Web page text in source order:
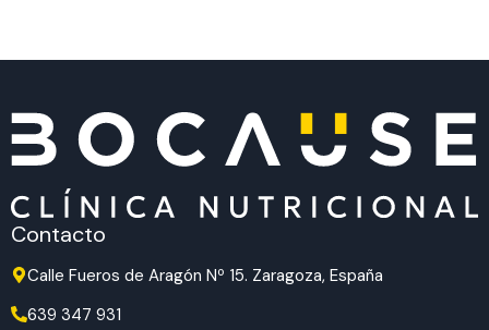
Contacto
Calle Fueros de Aragón Nº 15. Zaragoza, España
639 347 931